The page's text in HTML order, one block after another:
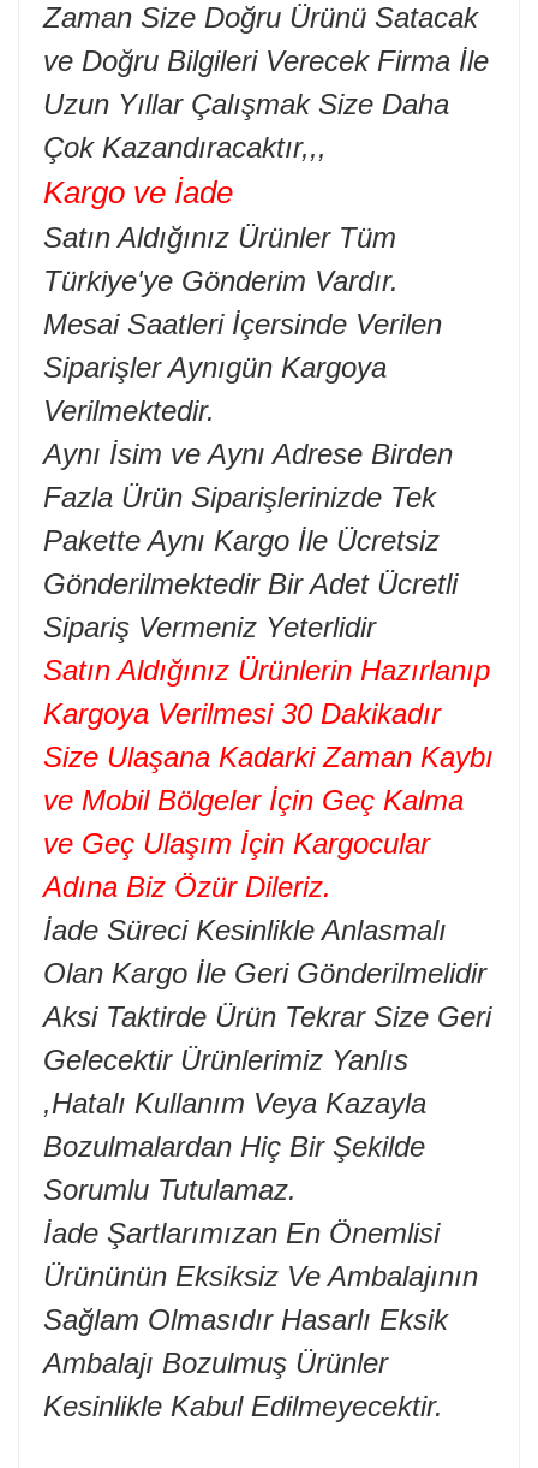
Zaman Size Doğru Ürünü Satacak
ve Doğru Bilgileri Verecek Firma İle
Uzun Yıllar Çalışmak Size Daha
Çok Kazandıracaktır,,,
Kargo ve İade
Satın Aldığınız Ürünler Tüm
Türkiye'ye Gönderim Vardır.
Mesai Saatleri İçersinde Verilen
Siparişler Aynıgün Kargoya
Verilmektedir.
Aynı İsim ve Aynı Adrese Birden
Fazla Ürün Siparişlerinizde Tek
Pakette Aynı Kargo İle Ücretsiz
Gönderilmektedir Bir Adet Ücretli
Sipariş Vermeniz Yeterlidir
Satın Aldığınız Ürünlerin Hazırlanıp
Kargoya Verilmesi 30 Dakikadır
Size Ulaşana Kadarki Zaman Kaybı
ve Mobil Bölgeler İçin Geç Kalma
ve Geç Ulaşım İçin Kargocular
Adına Biz Özür Dileriz.
İade Süreci Kesinlikle Anlasmalı
Olan Kargo İle Geri Gönderilmelidir
Aksi Taktirde Ürün Tekrar Size Geri
Gelecektir Ürünlerimiz Yanlıs
,Hatalı Kullanım Veya Kazayla
Bozulmalardan Hiç Bir Şekilde
Sorumlu Tutulamaz.
İade Şartlarımızan En Önemlisi
Ürününün Eksiksiz Ve Ambalajının
Sağlam Olmasıdır Hasarlı Eksik
Ambalajı Bozulmuş Ürünler
Kesinlikle Kabul Edilmeyecektir.